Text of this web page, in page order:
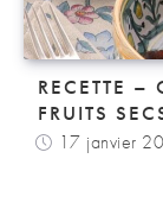
RECETTE –
FRUITS
17 janvier